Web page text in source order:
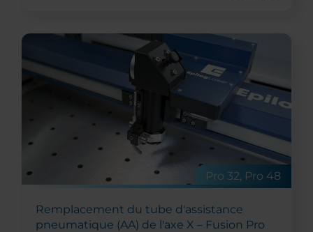
Pro 32, Pro 48
Remplacement du tube d'assistance
pneumatique (AA) de l'axe X – Fusion Pro